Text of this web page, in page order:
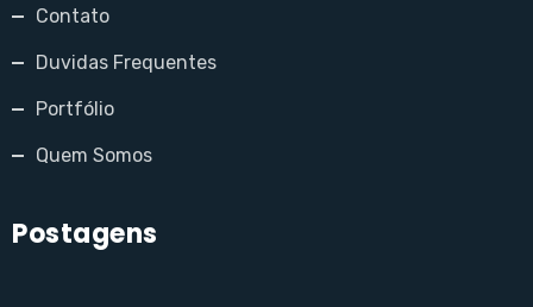
Contato
Duvidas Frequentes
Portfólio
Quem Somos
Postagens